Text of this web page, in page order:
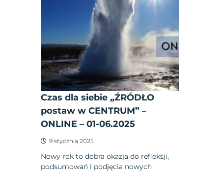
Czas dla siebie „ŹRÓDŁO
postaw w CENTRUM” –
ONLINE – 01-06.2025
9 stycznia 2025
Nowy rok to dobra okazja do refleksji,
podsumowań i podjęcia nowych